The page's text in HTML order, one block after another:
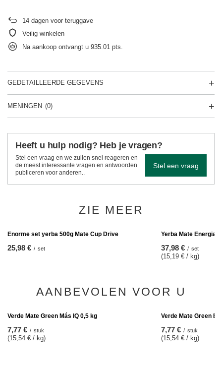
14 dagen voor teruggave
Veilig winkelen
Na aankoop ontvangt u 935.01 pts.
GEDETAILLEERDE GEGEVENS
MENINGEN (0)
Heeft u hulp nodig? Heb je vragen?
Stel een vraag en we zullen snel reageren en
de meest interessante vragen en antwoorden
publiceren voor anderen..
Stel een vraag
ZIE MEER
Enorme set yerba 500g Mate Cup Drive
Yerba Mate Energia
37,98 € / set
(15,19 € / kg)